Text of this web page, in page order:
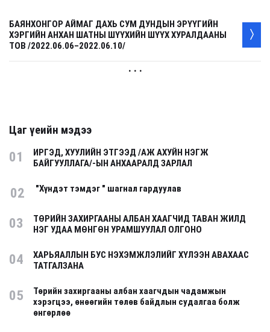
БАЯНХОНГОР АЙМАГ ДАХЬ СУМ ДУНДЫН ЭРҮҮГИЙН
ХЭРГИЙН АНХАН ШАТНЫ ШҮҮХИЙН ШҮҮХ ХУРАЛДААНЫ
ТОВ /2022.06.06–2022.06.10/
. . .
Цаг үеийн мэдээ
01
ИРГЭД, ХУУЛИЙН ЭТГЭЭД /АЖ АХУЙН НЭГЖ
БАЙГУУЛЛАГА/-ЫН АНХААРАЛД ЗАРЛАЛ
02 "Хүндэт тэмдэг " шагнал гардуулав
03
ТӨРИЙН ЗАХИРГААНЫ АЛБАН ХААГЧИД ТАВАН ЖИЛД
НЭГ УДАА МӨНГӨН УРАМШУУЛАЛ ОЛГОНО
04
ХАРЬЯАЛЛЫН БУС НЭХЭМЖЛЭЛИЙГ ХҮЛЭЭН АВАХААС
ТАТГАЛЗАНА
05
Төрийн захиргааны албан хаагчдын чадамжын
хэрэгцээ, өнөөгийн төлөв байдлын судалгаа болж
өнгөрлөө